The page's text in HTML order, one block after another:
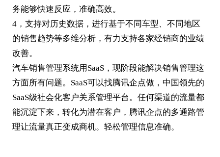
务能够快速反应，准确高效。
4，支持对历史数据，进行基于不同车型、不同地区
的销售趋势等多维分析，有力支持各家经销商的业绩
改善。
汽车销售管理系统用SaaS，现阶段能解决销售管理这
方面所有问题。SaaS可以找腾讯企点做，中国领先的
SaaS级社会化客户关系管理平台。任何渠道的流量都
能沉淀下来，转化为潜在客户，腾讯企点的多通路管
理让流量真正变成商机。轻松管理信息准确。